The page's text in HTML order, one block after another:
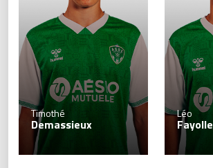
Timothé
Demassieux
Léo
Fayolle